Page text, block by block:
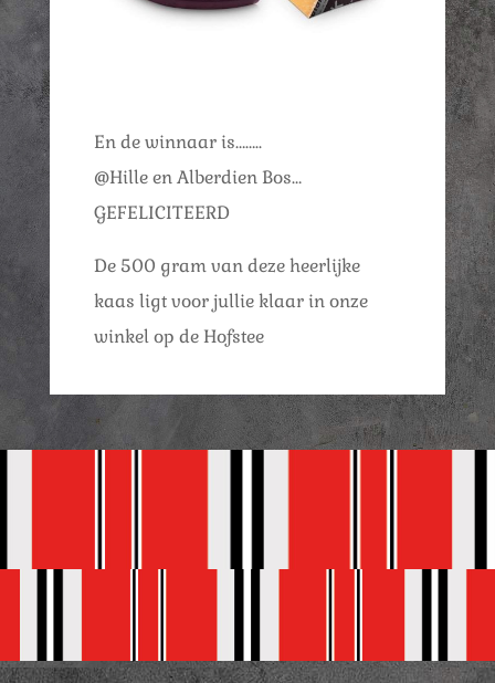
En de winnaar is……..
@Hille en Alberdien Bos…
GEFELICITEERD
De 500 gram van deze heerlijke
kaas ligt voor jullie klaar in onze
winkel op de Hofstee